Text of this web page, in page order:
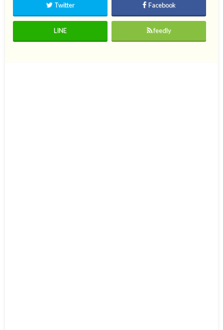
Twitter Facebook
LINE feedly